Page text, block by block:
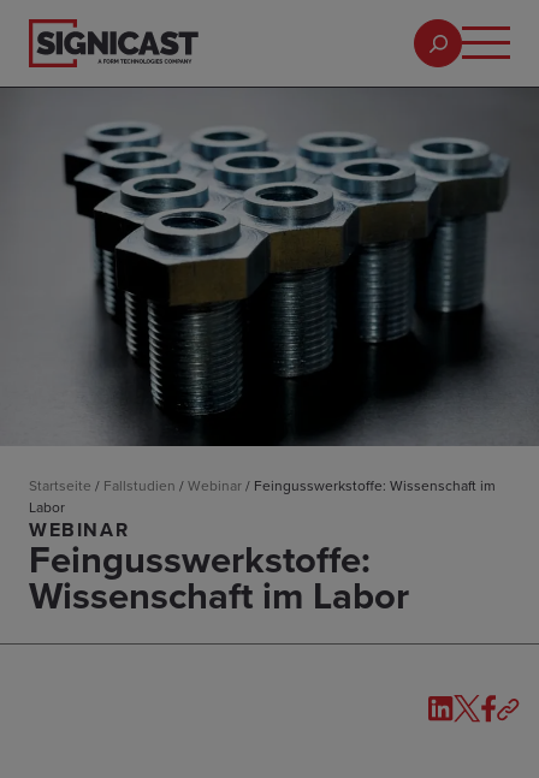
Startseite / Fallstudien /Webinar/ Feingusswerkstoffe: Wissenschaft im
Labor
WEBINAR
Feingusswerkstoffe:
Wissenschaft im Labor